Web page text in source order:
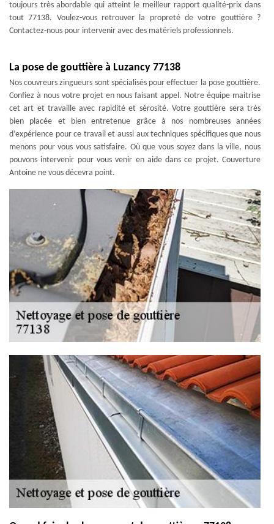
toujours très abordable qui atteint le meilleur rapport qualité-prix dans
tout 77138. Voulez-vous retrouver la propreté de votre gouttière ?
Contactez-nous pour intervenir avec des matériels professionnels.
La pose de gouttière à Luzancy 77138
Nos couvreurs zingueurs sont spécialisés pour effectuer la pose gouttière.
Confiez à nous votre projet en nous faisant appel. Notre équipe maitrise
cet art et travaille avec rapidité et sérosité. Votre gouttière sera très
bien placée et bien entretenue grâce à nos nombreuses années
d’expérience pour ce travail et aussi aux techniques spécifiques que nous
menons pour vous vous satisfaire. Où que vous soyez dans la ville, nous
pouvons intervenir pour vous venir en aide dans ce projet. Couverture
Antoine ne vous décevra point.